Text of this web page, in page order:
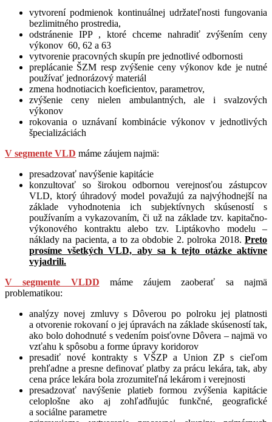
vytvorení podmienok kontinuálnej udržateľnosti fungovania
bezlimitného prostredia,
odstránenie IPP , ktoré chceme nahradiť zvýšením ceny
výkonov 60, 62 a 63
vytvorenie pracovných skupín pre jednotlivé odbornosti
preplácanie ŠZM resp zvýšenie ceny výkonov kde je nutné
používať jednorázový materiál
zmena hodnotiacich koeficientov, parametrov,
zvýšenie ceny nielen ambulantných, ale i svalzových
výkonov
rokovania o uznávaní kombinácie výkonov v jednotlivých
špecializáciách
V segmente VLD máme záujem najmä:
presadzovať navýšenie kapitácie
konzultovať so širokou odbornou verejnosťou zástupcov
VLD, ktorý úhradový model považujú za najvýhodnejší na
základe vyhodnotenia ich subjektívnych skúseností s
používaním a vykazovaním, či už na základe tzv. kapitačno-
výkonového kontraktu alebo tzv. Liptákovho modelu –
náklady na pacienta, a to za obdobie 2. polroka 2018. Preto
prosíme všetkých VLD, aby sa k tejto otázke aktívne
vyjadrili.
V segmente VLDD máme záujem zaoberať sa najmä
problematikou:
analýzy novej zmluvy s Dôverou po polroku jej platnosti
a otvorenie rokovaní o jej úpravách na základe skúseností tak,
ako bolo dohodnuté s vedením poisťovne Dôvera – najmä vo
vzťahu k spôsobu a forme úpravy koridorov
presadiť nové kontrakty s VŠZP a Union ZP s cieľom
prehľadne a presne definovať platby za prácu lekára, tak, aby
cena práce lekára bola zrozumiteľná lekárom i verejnosti
presadzovať navýšenie platieb formou zvýšenia kapitácie
celoplošne ako aj zohľadňujúc funkčné, geografické
a sociálne parametre